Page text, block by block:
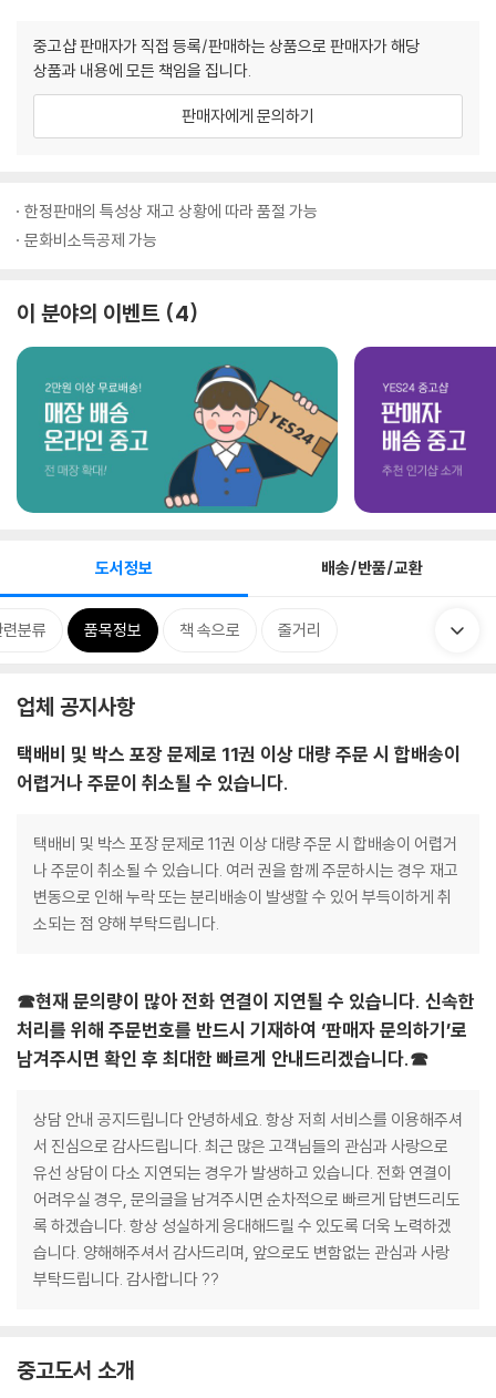
중고샵 판매자가 직접 등록/판매하는 상품으로 판매자가 해당
상품과 내용에 모든 책임을 집니다.
판매자에게 문의하기
한정판매의 특성상 재고 상황에 따라 품절 가능
문화비소득공제 가능
이 분야의 이벤트 4
도서정보 배송/반품/교환
분류 품목정보 책 속으로 줄거리
업체 공지사항
택배비 및 박스 포장 문제로 11권 이상 대량 주문 시 합배송이
어렵거나 주문이 취소될 수 있습니다.
택배비 및 박스 포장 문제로 11권 이상 대량 주문 시 합배송이 어렵거
나 주문이 취소될 수 있습니다. 여러 권을 함께 주문하시는 경우 재고
변동으로 인해 누락 또는 분리배송이 발생할 수 있어 부득이하게 취
소되는 점 양해 부탁드립니다.
☎현재 문의량이 많아 전화 연결이 지연될 수 있습니다. 신속한
처리를 위해 주문번호를 반드시 기재하여 ‘판매자 문의하기’로
남겨주시면 확인 후 최대한 빠르게 안내드리겠습니다.☎
상담 안내 공지드립니다 안녕하세요. 항상 저희 서비스를 이용해주셔
서 진심으로 감사드립니다. 최근 많은 고객님들의 관심과 사랑으로
유선 상담이 다소 지연되는 경우가 발생하고 있습니다. 전화 연결이
어려우실 경우, 문의글을 남겨주시면 순차적으로 빠르게 답변드리도
록 하겠습니다. 항상 성실하게 응대해드릴 수 있도록 더욱 노력하겠
습니다. 양해해주셔서 감사드리며, 앞으로도 변함없는 관심과 사랑
부탁드립니다. 감사합니다 ??
중고도서 소개